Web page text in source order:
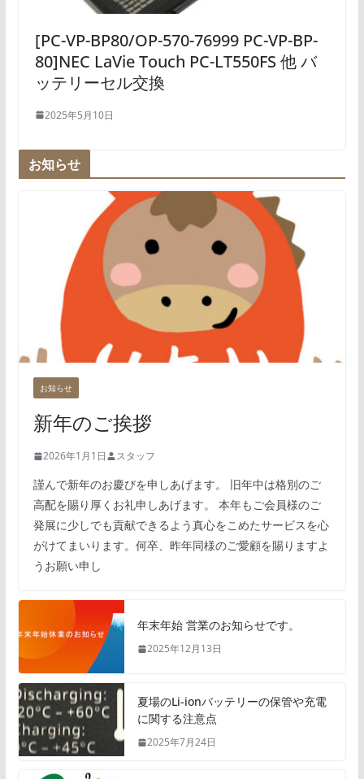
[PC-VP-BP80/OP-570-76999 PC-VP-BP-
80]NEC LaVie Touch PC-LT550FS 他 バ
ッテリーセル交換
2025年5月10日
お知らせ
お知らせ
新年のご挨拶
2026年1月1日 スタッフ
謹んで新年のお慶びを申しあげます。 旧年中は格別のご
高配を賜り厚くお礼申しあげます。 本年もご会員様のご
発展に少しでも貢献できるよう真心をこめたサービスを心
がけてまいります。何卒、昨年同様のご愛顧を賜りますよ
うお願い申し
年末年始 営業のお知らせです。
2025年12月13日
夏場のLi-ionバッテリーの保管や充電
に関する注意点
2025年7月24日